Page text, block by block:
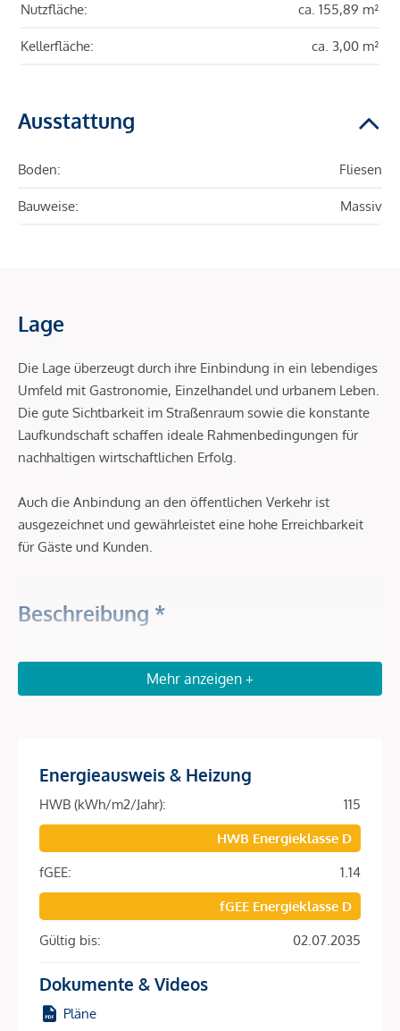
Nutzfläche: ca. 155,89 m²
Kellerfläche: ca. 3,00 m²
Ausstattung
Boden: Fliesen
Bauweise: Massiv
Lage
Die Lage überzeugt durch ihre Einbindung in ein lebendiges
Umfeld mit Gastronomie, Einzelhandel und urbanem Leben.
Die gute Sichtbarkeit im Straßenraum sowie die konstante
Laufkundschaft schaffen ideale Rahmenbedingungen für
nachhaltigen wirtschaftlichen Erfolg.
Auch die Anbindung an den öffentlichen Verkehr ist
ausgezeichnet und gewährleistet eine hohe Erreichbarkeit
für Gäste und Kunden.
Beschreibung *
Investment mit Substanz
Unbefristet vermietetes Geschäftslokal mit 3,84 %
Flair und konstanter Frequenz, präsentiert sich dieses
nachhaltigem Entwicklungspotenzial setzen.
Bereits heute wird das Objekt als Cafe genutzt und ist
langfristig vermietet - ein Umstand, der sofortige Erträge
ermöglicht und gleichzeitig eine klare wirtschaftliche
Grundlage schafft.
Das Geschäftslokal erstreckt sich über eine Nutzfläche von
ca. 97,00 m² im Erdgeschoss und überzeugt durch einen
langgezogenen, gut strukturierten Grundriss. Der
Mehr anzeigen +
Energieausweis & Heizung
HWB (kWh/m2/Jahr):
115
HWB Energieklasse D
fGEE:
1.14
fGEE Energieklasse D
Gültig bis:
02.07.2035
Dokumente & Videos
Pläne